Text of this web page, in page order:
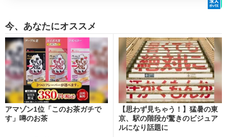
今、あなたにオススメ
アマゾン1位「このお茶ガチで
す」噂のお茶
【思わず見ちゃう！】猛暑の東
京、駅の階段が驚きのビジュア
ルになり話題に